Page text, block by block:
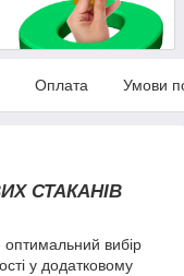
Оплата Умови
СТАКАНІВ
вибір
у додатковому